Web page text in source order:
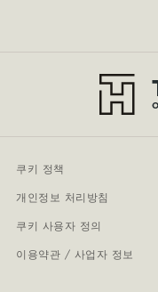
쿠키 정책
개인정보 처리방침
쿠키 사용자 정의
이용약관 / 사업자 정보